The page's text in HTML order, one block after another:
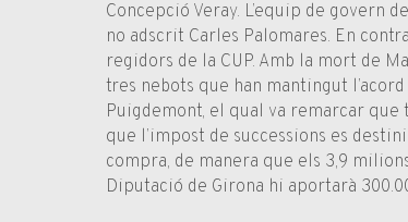
Concepció Veray. L’equip de govern
no adscrit Carles Palomares. En
regidors de la CUP. Amb la mort de
tres nebots que han mantingut
Puigdemont, el qual va remarcar
que l’impost de successions es
compra, de manera que els 3,9
Diputació de Girona hi aportarà